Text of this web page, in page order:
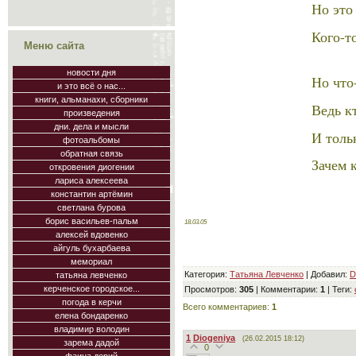
Меню сайта
новости дня
и это всё о нас...
книги, альманахи, сборники
произведения
дни. дела и мысли
фотоальбомы
обратная связь
откровения диогении
лариса алексеева
константин артёмин
светлана бурова
борис васильев-пальм
алексей вдовенко
айгуль бухарбаева
мемориал
татьяна левченко
керченское городское...
погода в керчи
елена бондаренко
владимир володин
зарема дадой
Но это
Кого-
Но
Ведь
И
Зачем
18.03.05
Категория: Татьяна Левченко | Добавил:
Просмотров: 305 | Комментарии: 1 | Теги:
Всего комментариев: 1
1 Diogeniya (26.02.2015 18:12)
0